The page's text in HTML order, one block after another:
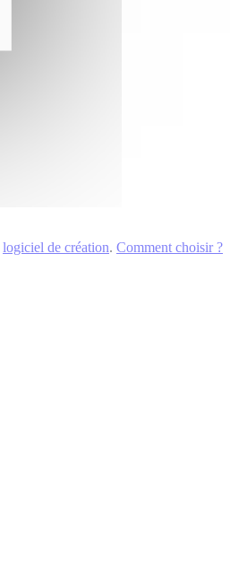
logiciel de création. Comment choisir ?